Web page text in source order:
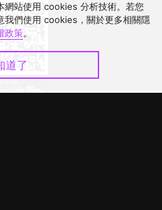
網站使用 cookies 分析技術。若您
我們使用 cookies，關於更多相關隱
政策。
道了